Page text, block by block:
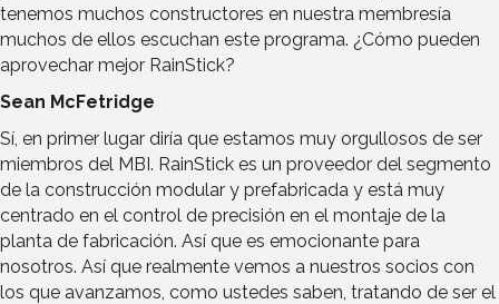
tenemos muchos constructores en nuestra membresía
muchos de ellos escuchan este programa. ¿Cómo pueden
aprovechar mejor RainStick?
Sean McFetridge
Sí, en primer lugar diría que estamos muy orgullosos de ser
miembros del MBI. RainStick es un proveedor del segmento
de la construcción modular y prefabricada y está muy
centrado en el control de precisión en el montaje de la
planta de fabricación. Así que es emocionante para
nosotros. Así que realmente vemos a nuestros socios con
los que avanzamos, como ustedes saben, tratando de ser el